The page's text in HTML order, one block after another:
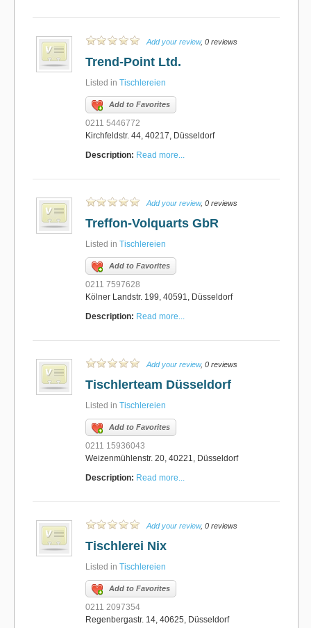
Add your review, 0 reviews
Trend-Point Ltd.
Listed in Tischlereien
Add to Favorites
0211 5446772
Kirchfeldstr. 44, 40217, Düsseldorf
Description: Read more...
Add your review, 0 reviews
Treffon-Volquarts GbR
Listed in Tischlereien
Add to Favorites
0211 7597628
Kölner Landstr. 199, 40591, Düsseldorf
Description: Read more...
Add your review, 0 reviews
Tischlerteam Düsseldorf
Listed in Tischlereien
Add to Favorites
0211 15936043
Weizenmühlenstr. 20, 40221, Düsseldorf
Description: Read more...
Add your review, 0 reviews
Tischlerei Nix
Listed in Tischlereien
Add to Favorites
0211 2097354
Regenbergastr. 14, 40625, Düsseldorf